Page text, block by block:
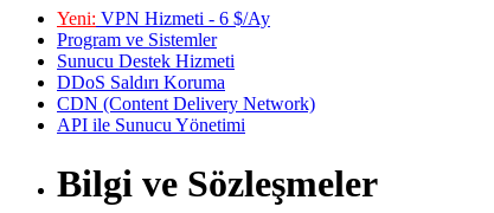
Yeni: VPN Hizmeti - 6 $/Ay
Program ve Sistemler
Sunucu Destek Hizmeti
DDoS Saldırı Koruma
CDN (Content Delivery Network)
API ile Sunucu Yönetimi
Bilgi ve Sözleşmeler